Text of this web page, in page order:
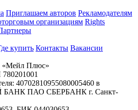
Приглашаем авторов Рекламодателям
организациям Rights
купить Контакты Вакансии
Плюс»
40702810955080005460 в
ПАО СБЕРБАНК г. Санкт-